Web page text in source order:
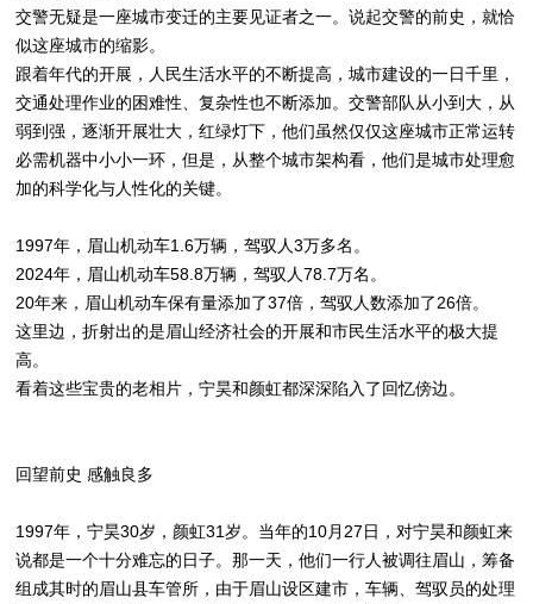
交警无疑是一座城市变迁的主要见证者之一。说起交警的前史，就恰
似这座城市的缩影。
跟着年代的开展，人民生活水平的不断提高，城市建设的一日千里，
交通处理作业的困难性、复杂性也不断添加。交警部队从小到大，从
弱到强，逐渐开展壮大，红绿灯下，他们虽然仅仅这座城市正常运转
必需机器中小小一环，但是，从整个城市架构看，他们是城市处理愈
加的科学化与人性化的关键。
1997年，眉山机动车1.6万辆，驾驭人3万多名。
2024年，眉山机动车58.8万辆，驾驭人78.7万名。
20年来，眉山机动车保有量添加了37倍，驾驭人数添加了26倍。
这里边，折射出的是眉山经济社会的开展和市民生活水平的极大提
高。
看着这些宝贵的老相片，宁昊和颜虹都深深陷入了回忆傍边。
回望前史 感触良多
1997年，宁昊30岁，颜虹31岁。当年的10月27日，对宁昊和颜虹来
说都是一个十分难忘的日子。那一天，他们一行人被调往眉山，筹备
组成其时的眉山县车管所，由于眉山设区建市，车辆、驾驭员的处理